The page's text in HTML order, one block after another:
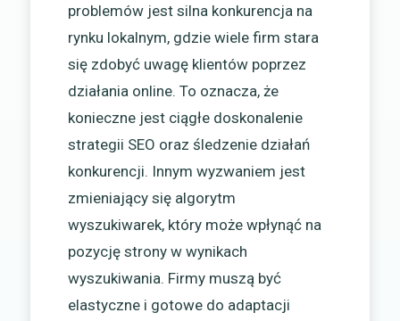
problemów jest silna konkurencja na
rynku lokalnym, gdzie wiele firm stara
się zdobyć uwagę klientów poprzez
działania online. To oznacza, że
konieczne jest ciągłe doskonalenie
strategii SEO oraz śledzenie działań
konkurencji. Innym wyzwaniem jest
zmieniający się algorytm
wyszukiwarek, który może wpłynąć na
pozycję strony w wynikach
wyszukiwania. Firmy muszą być
elastyczne i gotowe do adaptacji